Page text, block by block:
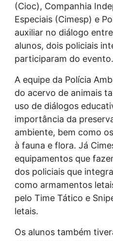
(Cioc), Companhia
Especiais (Cimesp) e
auxiliar no diálogo
alunos, dois policiais
participaram do evento.
A equipe da Polícia
do acervo de animais
uso de diálogos
importância da
ambiente, bem como
à fauna e flora. Já
equipamentos que
dos policiais que
como armamentos
pelo Time Tático e
letais.
Os alunos também